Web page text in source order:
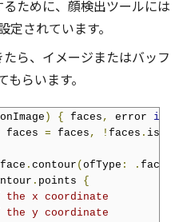
ために、顔検出ツールには
定されています。
ら、イメージまたはバッフ
らいます。
) { faces , error in
faces = faces , ! faces .
face . contour ( ofType : . face
. points {
x coordinate
y coordinate